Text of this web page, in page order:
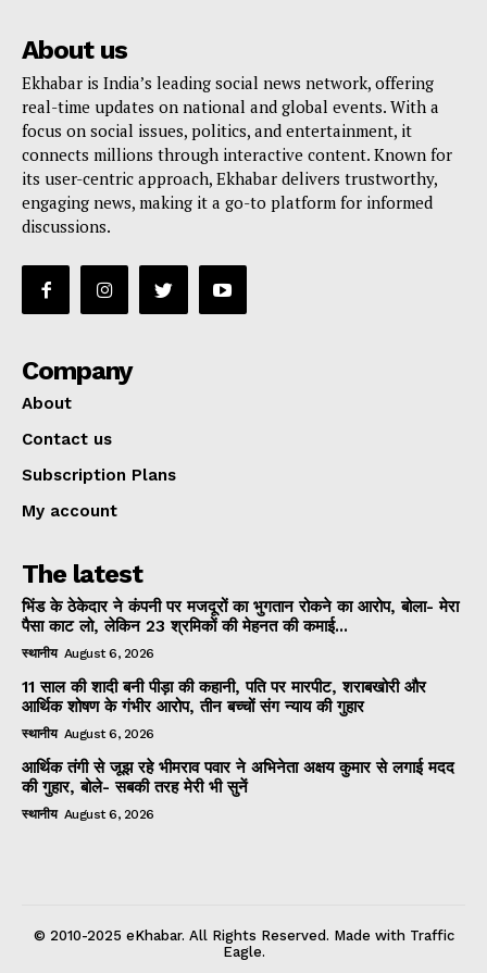
About us
Ekhabar is India’s leading social news network, offering
real-time updates on national and global events. With a
focus on social issues, politics, and entertainment, it
connects millions through interactive content. Known for
its user-centric approach, Ekhabar delivers trustworthy,
engaging news, making it a go-to platform for informed
discussions.
Company
About
Contact us
Subscription Plans
My account
The latest
भिंड के ठेकेदार ने कंपनी पर मजदूरों का भुगतान रोकने का आरोप, बोला- मेरा
पैसा काट लो, लेकिन 23 श्रमिकों की मेहनत की कमाई...
स्थानीय August 6, 2026
11 साल की शादी बनी पीड़ा की कहानी, पति पर मारपीट, शराबखोरी और
आर्थिक शोषण के गंभीर आरोप, तीन बच्चों संग न्याय की गुहार
स्थानीय August 6, 2026
आर्थिक तंगी से जूझ रहे भीमराव पवार ने अभिनेता अक्षय कुमार से लगाई मदद
की गुहार, बोले- सबकी तरह मेरी भी सुनें
स्थानीय August 6, 2026
© 2010-2025 eKhabar. All Rights Reserved. Made with Traffic
Eagle.